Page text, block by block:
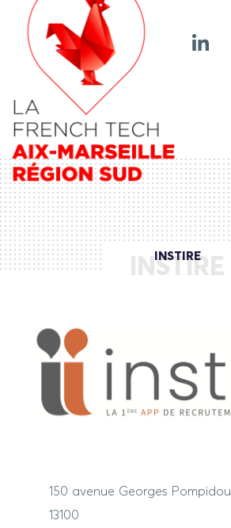
INSTIRE
INSTIRE
150 avenue Georges Pompidou
13100